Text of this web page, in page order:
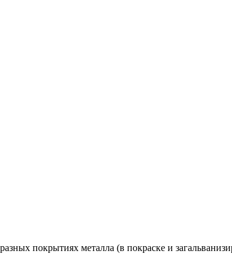
покрытиях металла (в покраске и